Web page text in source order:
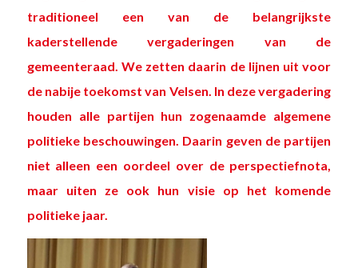
traditioneel een van de belangrijkste
kaderstellende vergaderingen van de
gemeenteraad. We zetten daarin de lijnen uit voor
de nabije toekomst van Velsen. In deze vergadering
houden alle partijen hun zogenaamde algemene
politieke beschouwingen. Daarin geven de partijen
niet alleen een oordeel over de perspectiefnota,
maar uiten ze ook hun visie op het komende
politieke jaar.